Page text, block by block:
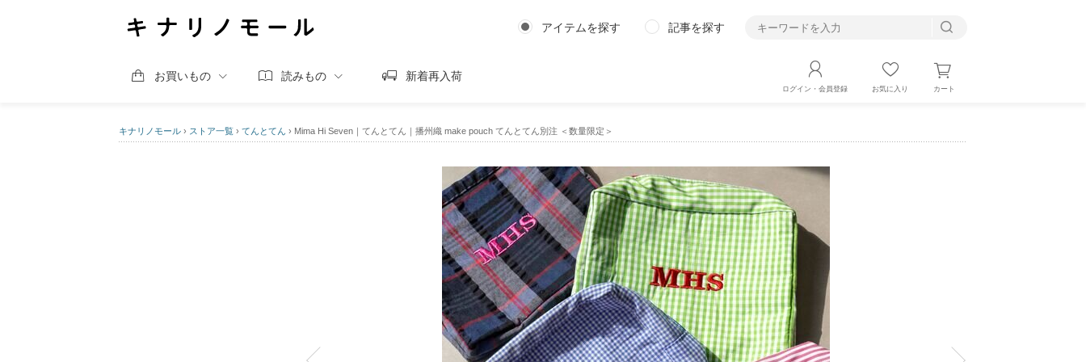
アイテムを探す 記事を探す
お買いもの 読みもの 新着再入荷
ログイン・会員登録 お気に入り カート
キナリノモール › ストア一覧 › てんとてん › Mima Hi Seven｜てんとてん｜播州織 make pouch てんとてん別注 ＜数量限定＞